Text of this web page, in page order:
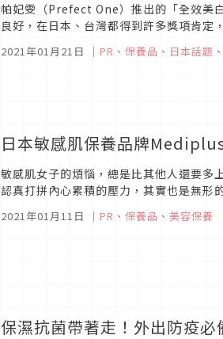
帕妃雯（Prefect One）推出的「全效美
良好，在日本、台灣都得到許多獎項肯定
2021年01月21日 ｜ PR 、 保養品 、 日本話題 、
日本敏感肌保養品牌
敏感肌女子的煩惱，總是比其他人還要多
認真打拼內心累積的壓力，其實也是無
2021年01月11日 ｜ PR 、 保養品 、 美容保養
保濕抗菌帶著走！外出防疫